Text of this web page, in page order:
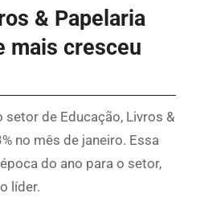
& Papelaria
mais cresceu
setor de Educação, Livros &
no mês de janeiro. Essa
do ano para o setor,
líder.